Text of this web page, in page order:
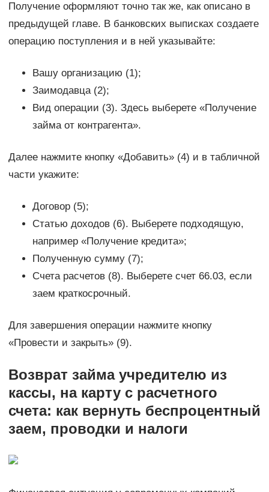
Получение оформляют точно так же, как описано в
предыдущей главе. В банковских выписках создаете
операцию поступления и в ней указывайте:
Вашу организацию (1);
Заимодавца (2);
Вид операции (3). Здесь выберете «Получение
займа от контрагента».
Далее нажмите кнопку «Добавить» (4) и в табличной
части укажите:
Договор (5);
Статью доходов (6). Выберете подходящую,
например «Получение кредита»;
Полученную сумму (7);
Счета расчетов (8). Выберете счет 66.03, если
заем краткосрочный.
Для завершения операции нажмите кнопку
«Провести и закрыть» (9).
Возврат займа учредителю из
кассы, на карту с расчетного
счета: как вернуть беспроцентный
заем, проводки и налоги